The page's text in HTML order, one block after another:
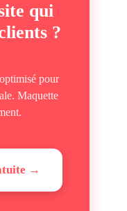
qui
?
pour
Maquette
→